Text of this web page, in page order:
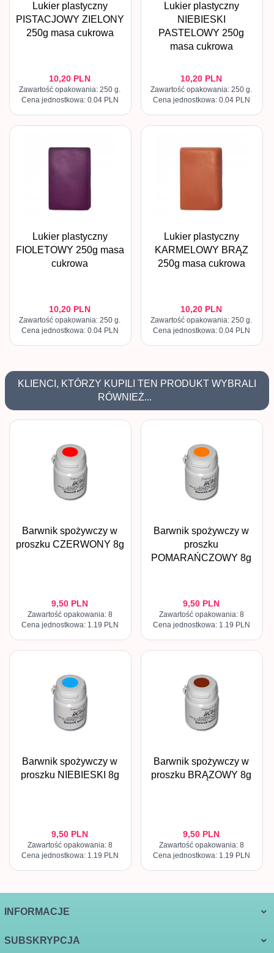
Lukier plastyczny
PISTACJOWY ZIELONY
250g masa cukrowa
10,20 PLN
Zawartość opakowania: 250 g.
Cena jednostkowa: 0.04 PLN
Lukier plastyczny
NIEBIESKI
PASTELOWY 250g
masa cukrowa
10,20 PLN
Zawartość opakowania: 250 g.
Cena jednostkowa: 0.04 PLN
Lukier plastyczny
FIOLETOWY 250g masa
cukrowa
10,20 PLN
Zawartość opakowania: 250 g.
Cena jednostkowa: 0.04 PLN
Lukier plastyczny
KARMELOWY BRĄZ
250g masa cukrowa
10,20 PLN
Zawartość opakowania: 250 g.
Cena jednostkowa: 0.04 PLN
KLIENCI, KTÓRZY KUPILI TEN PRODUKT WYBRALI
RÓWNIEŻ...
Barwnik spożywczy w
proszku CZERWONY 8g
9,50 PLN
Zawartość opakowania: 8
Cena jednostkowa: 1.19 PLN
Barwnik spożywczy w
proszku
POMARAŃCZOWY 8g
9,50 PLN
Zawartość opakowania: 8
Cena jednostkowa: 1.19 PLN
Barwnik spożywczy w
proszku NIEBIESKI 8g
9,50 PLN
Zawartość opakowania: 8
Cena jednostkowa: 1.19 PLN
Barwnik spożywczy w
proszku BRĄZOWY 8g
9,50 PLN
Zawartość opakowania: 8
Cena jednostkowa: 1.19 PLN
INFORMACJE
SUBSKRYPCJA